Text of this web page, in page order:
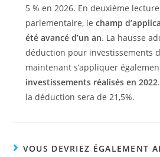
5 % en 2026. En deuxième
parlementaire, le champ
été avancé d’un an. La hausse
déduction pour investissements
maintenant s’appliquer
investissements réalisés en 2022
la déduction sera de 21,5%.
VOUS DEVRIEZ ÉGALEMENT